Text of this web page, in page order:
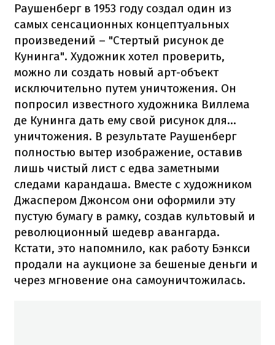
Раушенберг в 1953 году создал один из
самых сенсационных концептуальных
произведений – "Стертый рисунок де
Кунинга". Художник хотел проверить,
можно ли создать новый арт-объект
исключительно путем уничтожения. Он
попросил известного художника Виллема
де Кунинга дать ему свой рисунок для...
уничтожения. В результате Раушенберг
полностью вытер изображение, оставив
лишь чистый лист с едва заметными
следами карандаша. Вместе с художником
Джаспером Джонсом они оформили эту
пустую бумагу в рамку, создав культовый и
революционный шедевр авангарда.
Кстати, это напомнило, как работу Бэнкси
продали на аукционе за бешеные деньги и
через мгновение она самоуничтожилась.